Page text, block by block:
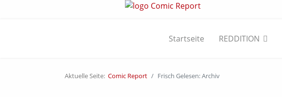
Startseite REDDITION
Aktuelle Seite: Comic Report Frisch Gelesen: Archiv